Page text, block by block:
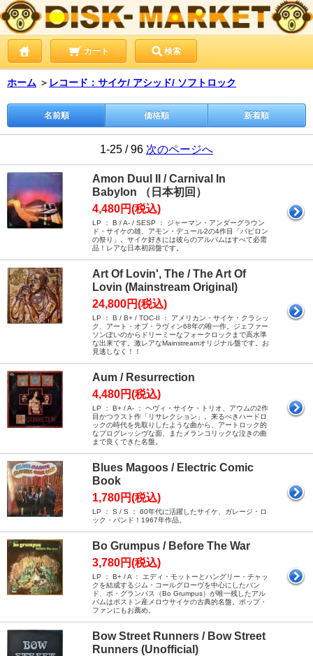
カート 検索
ホーム ＞ レコード：サイケ/ アシッド/ ソフトロック
名前順 価格順 新着順
1-25 / 96 次のページへ
Amon Duul II / Carnival In
Babylon （日本初回）
4,480円(税込)
LP ： B / A- / SESP ： ジャーマン・アンダーグラウン
ド・サイケの雄、アモン・デュール2の4作目「バビロン
の祭り」。サイケ好きには彼らのアルバムはすべて必需
品！レアな日本初回盤です。
Art Of Lovin', The / The Art Of
Lovin (Mainstream Original)
24,800円(税込)
LP ： B / B+ / TOC-II ： アメリカン・サイケ・クラシッ
ク、アート・オブ・ラヴィン68年の唯一作。ジェファー
ソンぽいのからドリーミーなフォークロックまで高水準
な出来です。激レアなMainstreamオリジナル盤です。お
見逃しなく！！
Aum / Resurrection
4,480円(税込)
LP ： B+ / A- ： ヘヴィ・サイケ・トリオ、アウムの2作
目かつラスト作「リサレクション」。来るべきハードロ
ックの時代を先取りしたような曲から、アートロック的
なプログレッシヴな面、またメランコリックな泣きの曲
まで良くできた名盤。
Blues Magoos / Electric Comic
Book
1,780円(税込)
LP ： S / S ： 60年代に活躍したサイケ、ガレージ・ロ
ック・バンド！1967年作品。
Bo Grumpus / Before The War
3,780円(税込)
LP ： B+ / A ： エディ・モットーとハングリー・チャッ
クを結成するジム・コールグローヴを中心にしたバン
ド、ボ・グランパス（Bo Grumpus）が唯一残したアル
バムはボストン産メロウサイケの古典的名盤。ポップ・
ファンにもお薦め。
Bow Street Runners / Bow Street
Runners (Unofficial)